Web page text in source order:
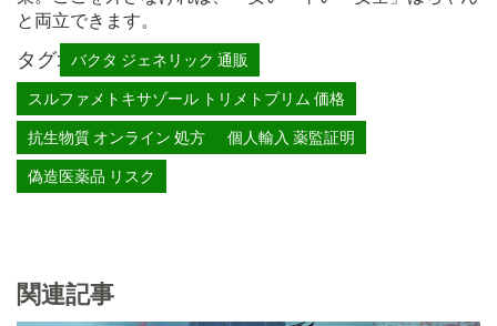
と両立できます。
タグ: バクタ ジェネリック 通販
スルファメトキサゾール トリメトプリム 価格
抗生物質 オンライン 処方
個人輸入 薬監証明
偽造医薬品 リスク
関連記事